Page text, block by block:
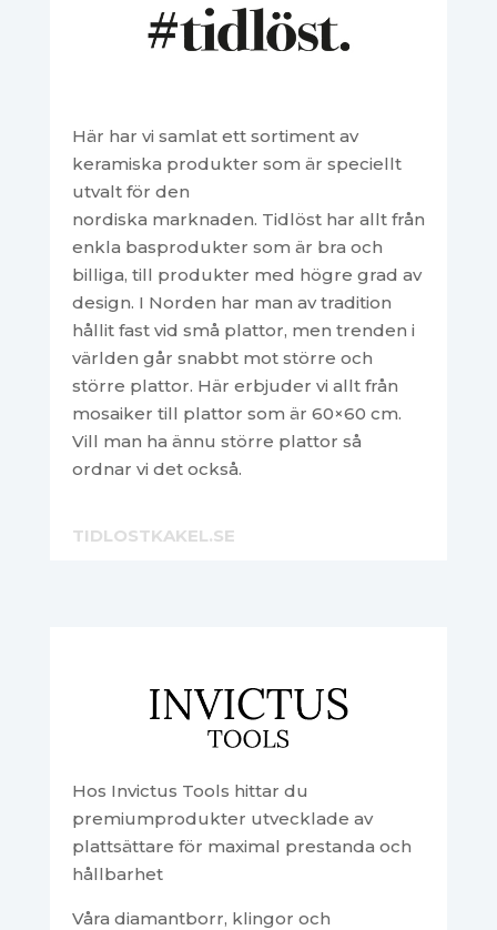
Här har vi samlat ett sortiment av
keramiska produkter som är speciellt
utvalt för den
nordiska marknaden. Tidlöst har allt från
enkla basprodukter som är bra och
billiga, till produkter med högre grad av
design. I Norden har man av tradition
hållit fast vid små plattor, men trenden i
världen går snabbt mot större och
större plattor. Här erbjuder vi allt från
mosaiker till plattor som är 60×60 cm.
Vill man ha ännu större plattor så
ordnar vi det också.
TIDLOSTKAKEL.SE
Hos Invictus Tools hittar du
premiumprodukter utvecklade av
plattsättare för maximal prestanda och
hållbarhet
Våra diamantborr, klingor och